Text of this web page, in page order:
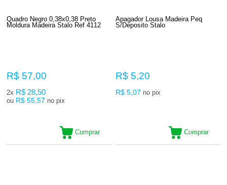
Quadro Negro 0,38x0,38 Preto
Moldura Madeira Stalo Ref 4112
R$ 57,00
2x R$ 28,50
ou R$ 55,57 no pix
Comprar
Apagador Lousa Madeira Peq
S/Deposito Stalo
R$ 5,20
R$ 5,07 no pix
Comprar